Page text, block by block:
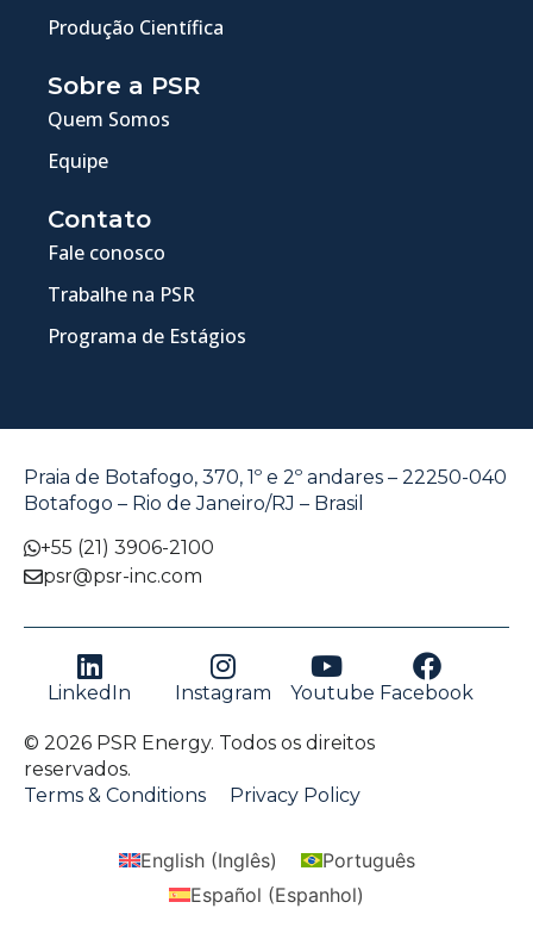
Produção Científica
Sobre a PSR
Quem Somos
Equipe
Contato
Fale conosco
Trabalhe na PSR
Programa de Estágios
Praia de Botafogo, 370, 1º e 2º andares – 22250-040
Botafogo – Rio de Janeiro/RJ – Brasil
+55 (21) 3906-2100
psr@psr-inc.com
LinkedIn Instagram Youtube Facebook
© 2026 PSR Energy. Todos os direitos
reservados.
Terms & Conditions
Privacy Policy
English(Inglês)
Português
Español (Espanhol)